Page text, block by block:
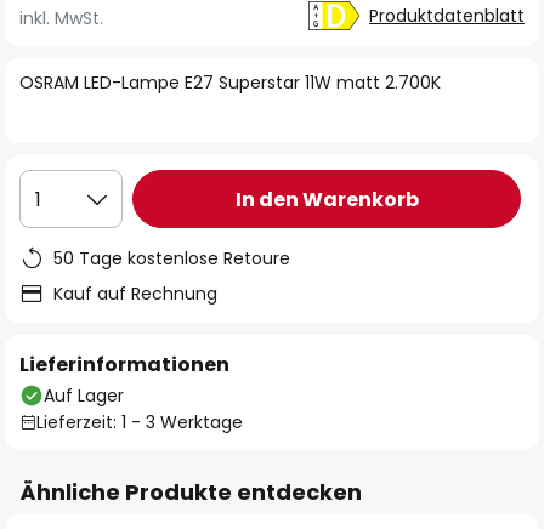
der
springen
OSRAM LED-Lampe E27 Superstar 11W matt 2.700K
inkl. MwSt. Produktdatenblatt
1 In den Warenkorb
50 Tage kostenlose Retoure
Kauf auf Rechnung
Lieferinformationen
Auf Lager
Lieferzeit: 1 - 3 Werktage
Ähnliche Produkte entdecken